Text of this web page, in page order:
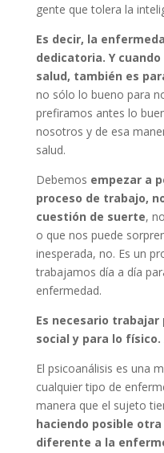
gente que tolera la
Es decir, la
dedicatoria. Y
salud, también es
no sólo lo bueno para
prefiramos antes lo
nosotros y de esa
salud.
Debemos empezar a
proceso de trabajo,
cuestión de suerte,
o que nos puede
inesperada, no. Es un
trabajamos día a día
enfermedad.
Es necesario
social y para lo
El psicoanálisis es una
cualquier tipo de
manera que el sujeto
haciendo posible
diferente a la